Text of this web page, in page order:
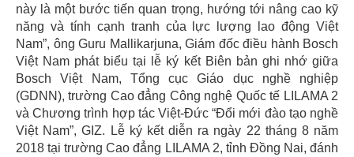
này là một bước tiến quan trọng, hướng tới nâng cao kỹ
năng và tính cạnh tranh của lực lượng lao động Việt
Nam”, ông Guru Mallikarjuna, Giám đốc điều hành Bosch
Việt Nam phát biểu tại lễ ký kết Biên bản ghi nhớ giữa
Bosch Việt Nam, Tổng cục Giáo dục nghề nghiệp
(GDNN), trường Cao đẳng Công nghệ Quốc tế LILAMA 2
và Chương trình hợp tác Việt-Đức “Đổi mới đào tạo nghề
Việt Nam”, GIZ. Lễ ký kết diễn ra ngày 22 tháng 8 năm
2018 tại trường Cao đẳng LILAMA 2, tỉnh Đồng Nai, đánh